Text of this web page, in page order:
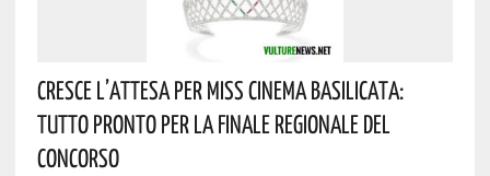
Cresce L’attesa Per Miss Cinema Basilicata:
Tutto Pronto Per La Finale Regionale Del
Concorso